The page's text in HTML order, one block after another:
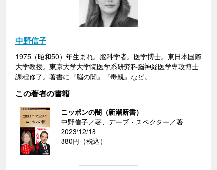
中野信子
1975（昭和50）年生まれ。脳科学者。医学博士。東日本国際
大学教授。東京大学大学院医学系研究科脳神経医学専攻博士
課程修了。著書に『脳の闇』『毒親』など。
この著者の書籍
ニッポンの闇（新潮新書）
中野信子／著、デーブ・スペクター／著
2023/12/18
880円（税込）